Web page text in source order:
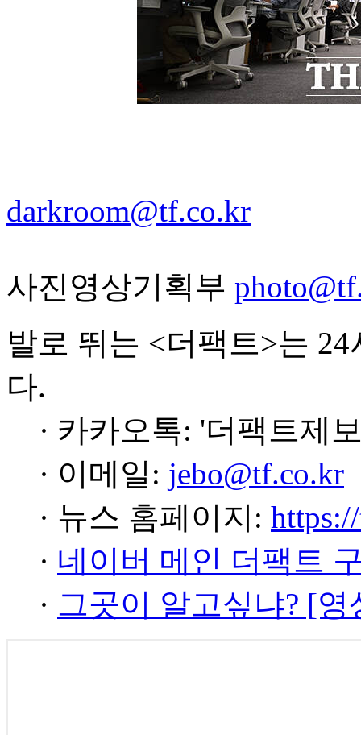
darkroom@tf.co.kr
사진영상기획부
발로 뛰는 <더팩트>는
다.
· 카카오톡: '더팩트제
· 이메일: jebo@tf.co.kr
· 뉴스 홈페이지:
· 네이버 메인 더팩트
· 그곳이 알고싶냐? [